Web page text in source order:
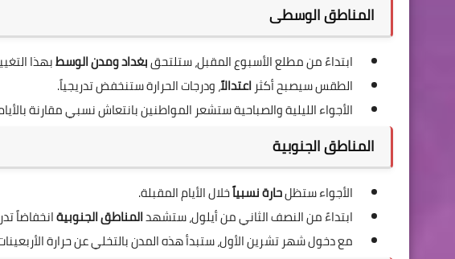
المناطق الوسطى
ابتداءً من مطلع الأسبوع المقبل، ستلتحقبغداد ومدن الوسطبهذا
الطقس سيصبح أكثر اعتدالاً، ودرجات الحرارة ستنخفض تدريجياً.
الأجواء الليلية والصباحية ستشعر المواطنين بانتعاش نسبي مقارنة
المناطق الجنوبية
الأجواء ستظلحارة نسبياًخلال الأيام المقبلة.
ابتداءً من النصف الثاني من أيلول، ستشهدالمناطق الجنوبيةانخفاضاً
مع دخول شهر تشرين الأول، ستبدأ هذه المدن بالتخلي عن حرارة